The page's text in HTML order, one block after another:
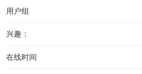
用户组
兴趣：
在线时间